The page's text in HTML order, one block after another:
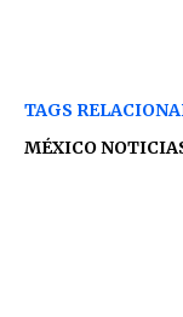
TAGS
MÉXICO